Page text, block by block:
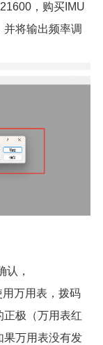
，购买IMU
将输出频率调
认，
万用表，拨码
正极（万用表红
果万用表没有发